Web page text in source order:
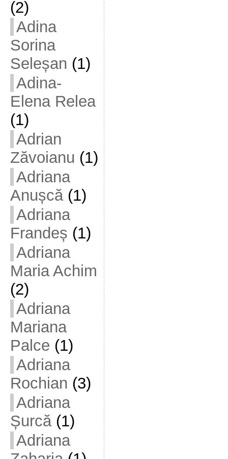
(2)
Adina
Sorina
Seleșan (1)
Adina-
Elena Relea
(1)
Adrian
Zăvoianu (1)
Adriana
Anușcă(1)
Adriana
Frandeș (1)
Adriana
Maria Achim
(2)
Adriana
Mariana
Palce (1)
Adriana
Rochian (3)
Adriana
Șurcă(1)
Adriana